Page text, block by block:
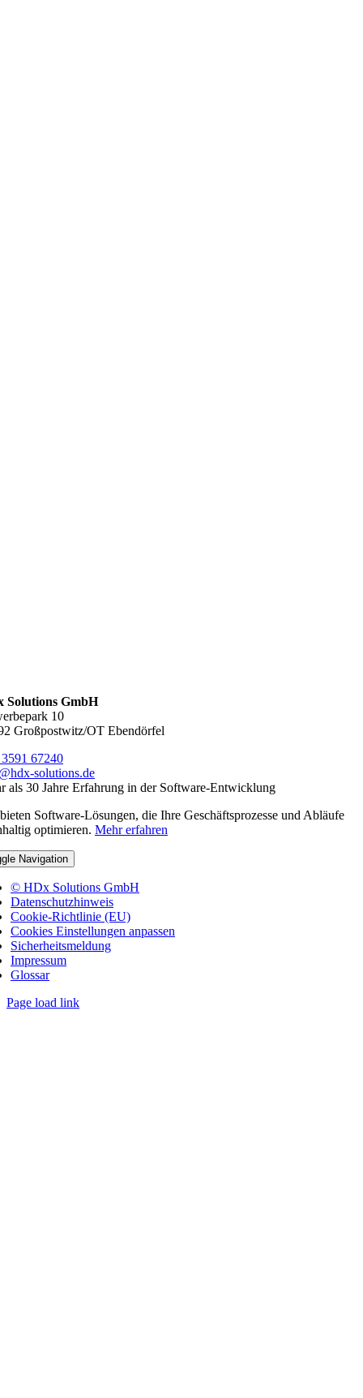
Solutions GmbH
10
Großpostwitz/OT Ebendörfel
67240
solutions.de
als 30 Jahre Erfahrung in der Software-Entwicklung
Software-Lösungen, die Ihre Geschäftsprozesse und Abläufe
optimieren. Mehr erfahren
Navigation
© HDx Solutions GmbH
Datenschutzhinweis
Cookie-Richtlinie (EU)
Cookies Einstellungen anpassen
Sicherheitsmeldung
Impressum
Glossar
Page load link